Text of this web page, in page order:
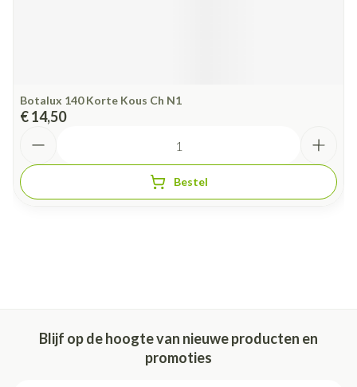
Botalux 140 Korte Kous Ch N1
€ 14,50
Bestel
Blijf op de hoogte van nieuwe producten en
promoties